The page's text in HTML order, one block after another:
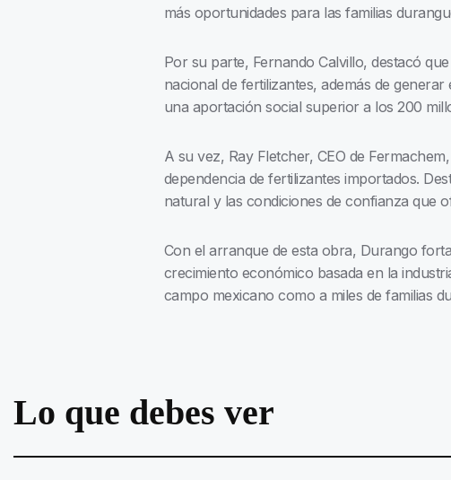
más oportunidades para las familias
Por su parte, Fernando Calvillo, destacó
nacional de fertilizantes, además de
una aportación social superior a los 200
A su vez, Ray Fletcher, CEO de
dependencia de fertilizantes importados.
natural y las condiciones de confianza que
Con el arranque de esta obra, Durango
crecimiento económico basada en la
campo mexicano como a miles de familias
Lo que debes ver